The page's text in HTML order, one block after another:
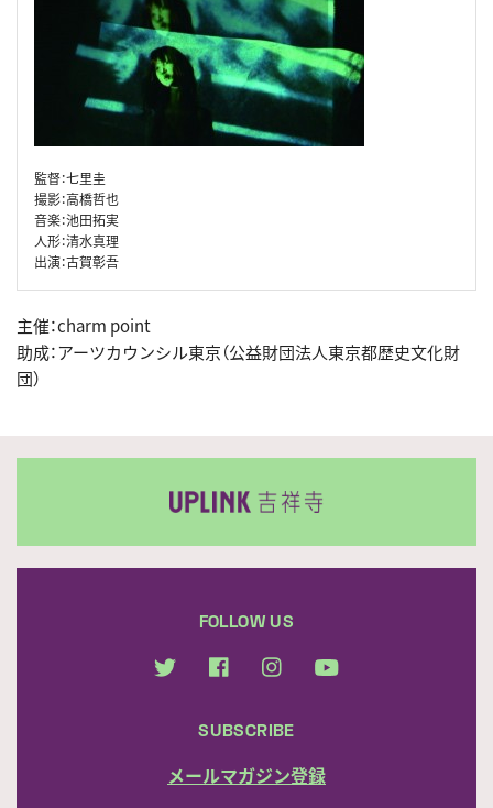
監督：七里圭
撮影：高橋哲也
音楽：池田拓実
人形：清水真理
出演：古賀彰吾
主催：charm point
助成：アーツカウンシル東京（公益財団法人東京都歴史文化財
団）
FOLLOW US
SUBSCRIBE
メールマガジン登録